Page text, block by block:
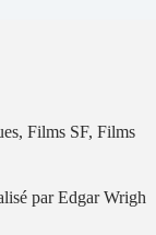
, Films SF, Films
par Edgar Wrigh